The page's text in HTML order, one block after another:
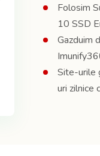
Folosim
10 SSD
Gazduim
Site-urile
uri zilnice